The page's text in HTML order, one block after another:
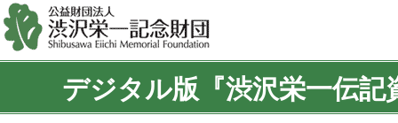
デジタル版『渋沢栄一伝記